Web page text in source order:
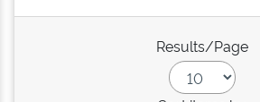
Results/Page